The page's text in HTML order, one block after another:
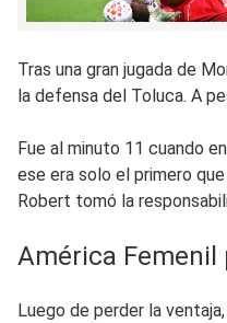
Tras una gran jugada de
la defensa del Toluca. A
Fue al minuto 11 cuando
ese era solo el primero
Robert tomó la
América Femenil
Luego de perder la